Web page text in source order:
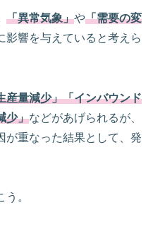
「異常気象」や「需要の変
影響を与えていると考えら
産量減少」「インバウンド
少」などがあげられるが、
が重なった結果として、発
。